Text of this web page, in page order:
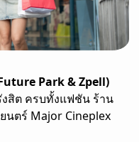
Park & Zpell)
สิต ครบทั้งแฟชัน ร้าน
นตร์ Major Cineplex